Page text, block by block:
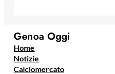
Genoa Oggi
Home
Notizie
Calciomercato